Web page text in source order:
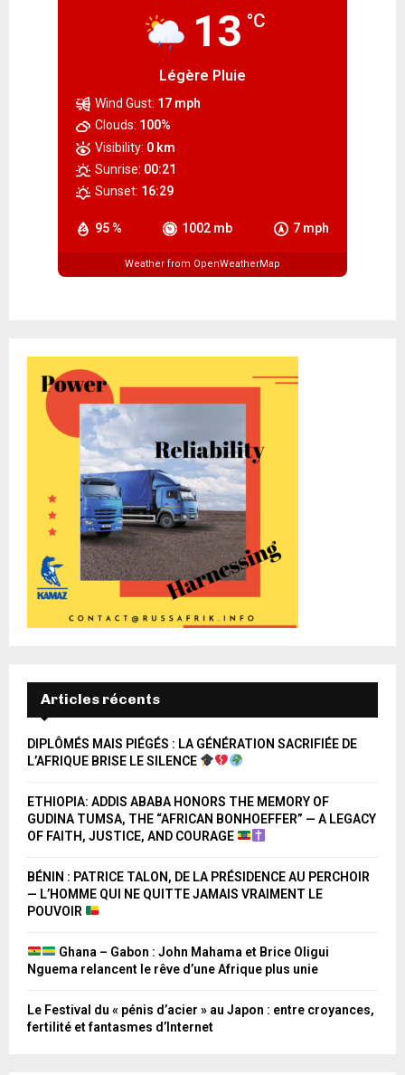
13 °C
Légère Pluie
95 % 1002 mb 7 mph
Wind Gust: 17 mph
Clouds: 100%
Visibility: 0 km
Sunrise: 00:21
Sunset: 16:29
Weather from OpenWeatherMap
Articles récents
DIPLÔMÉS MAIS PIÉGÉS : LA GÉNÉRATION SACRIFIÉE DE
L’AFRIQUE BRISE LE SILENCE
ETHIOPIA: ADDIS ABABA HONORS THE MEMORY OF
GUDINA TUMSA, THE “AFRICAN BONHOEFFER” — A LEGACY
OF FAITH, JUSTICE, AND COURAGE
BÉNIN : PATRICE TALON, DE LA PRÉSIDENCE AU PERCHOIR
— L’HOMME QUI NE QUITTE JAMAIS VRAIMENT LE
POUVOIR
Ghana – Gabon : John Mahama et Brice Oligui
Nguema relancent le rêve d’une Afrique plus unie
Le Festival du « pénis d’acier » au Japon : entre croyances,
fertilité et fantasmes d’Internet